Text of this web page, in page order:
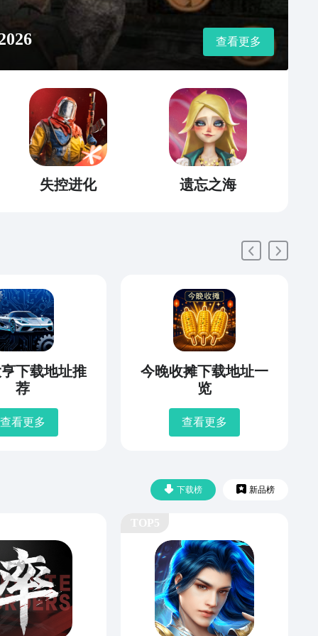
查看更多
失控进化 遗忘之海
下载地址推
荐
查看更多
今晚收摊下载地址一
览
查看更多
下载榜 新品榜